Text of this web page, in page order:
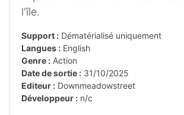
l'île.
Support : Dématérialisé uniquement
Langues : English
Genre : Action
Date de sortie : 31/10/2025
Editeur : Downmeadowstreet
Développeur : n/c